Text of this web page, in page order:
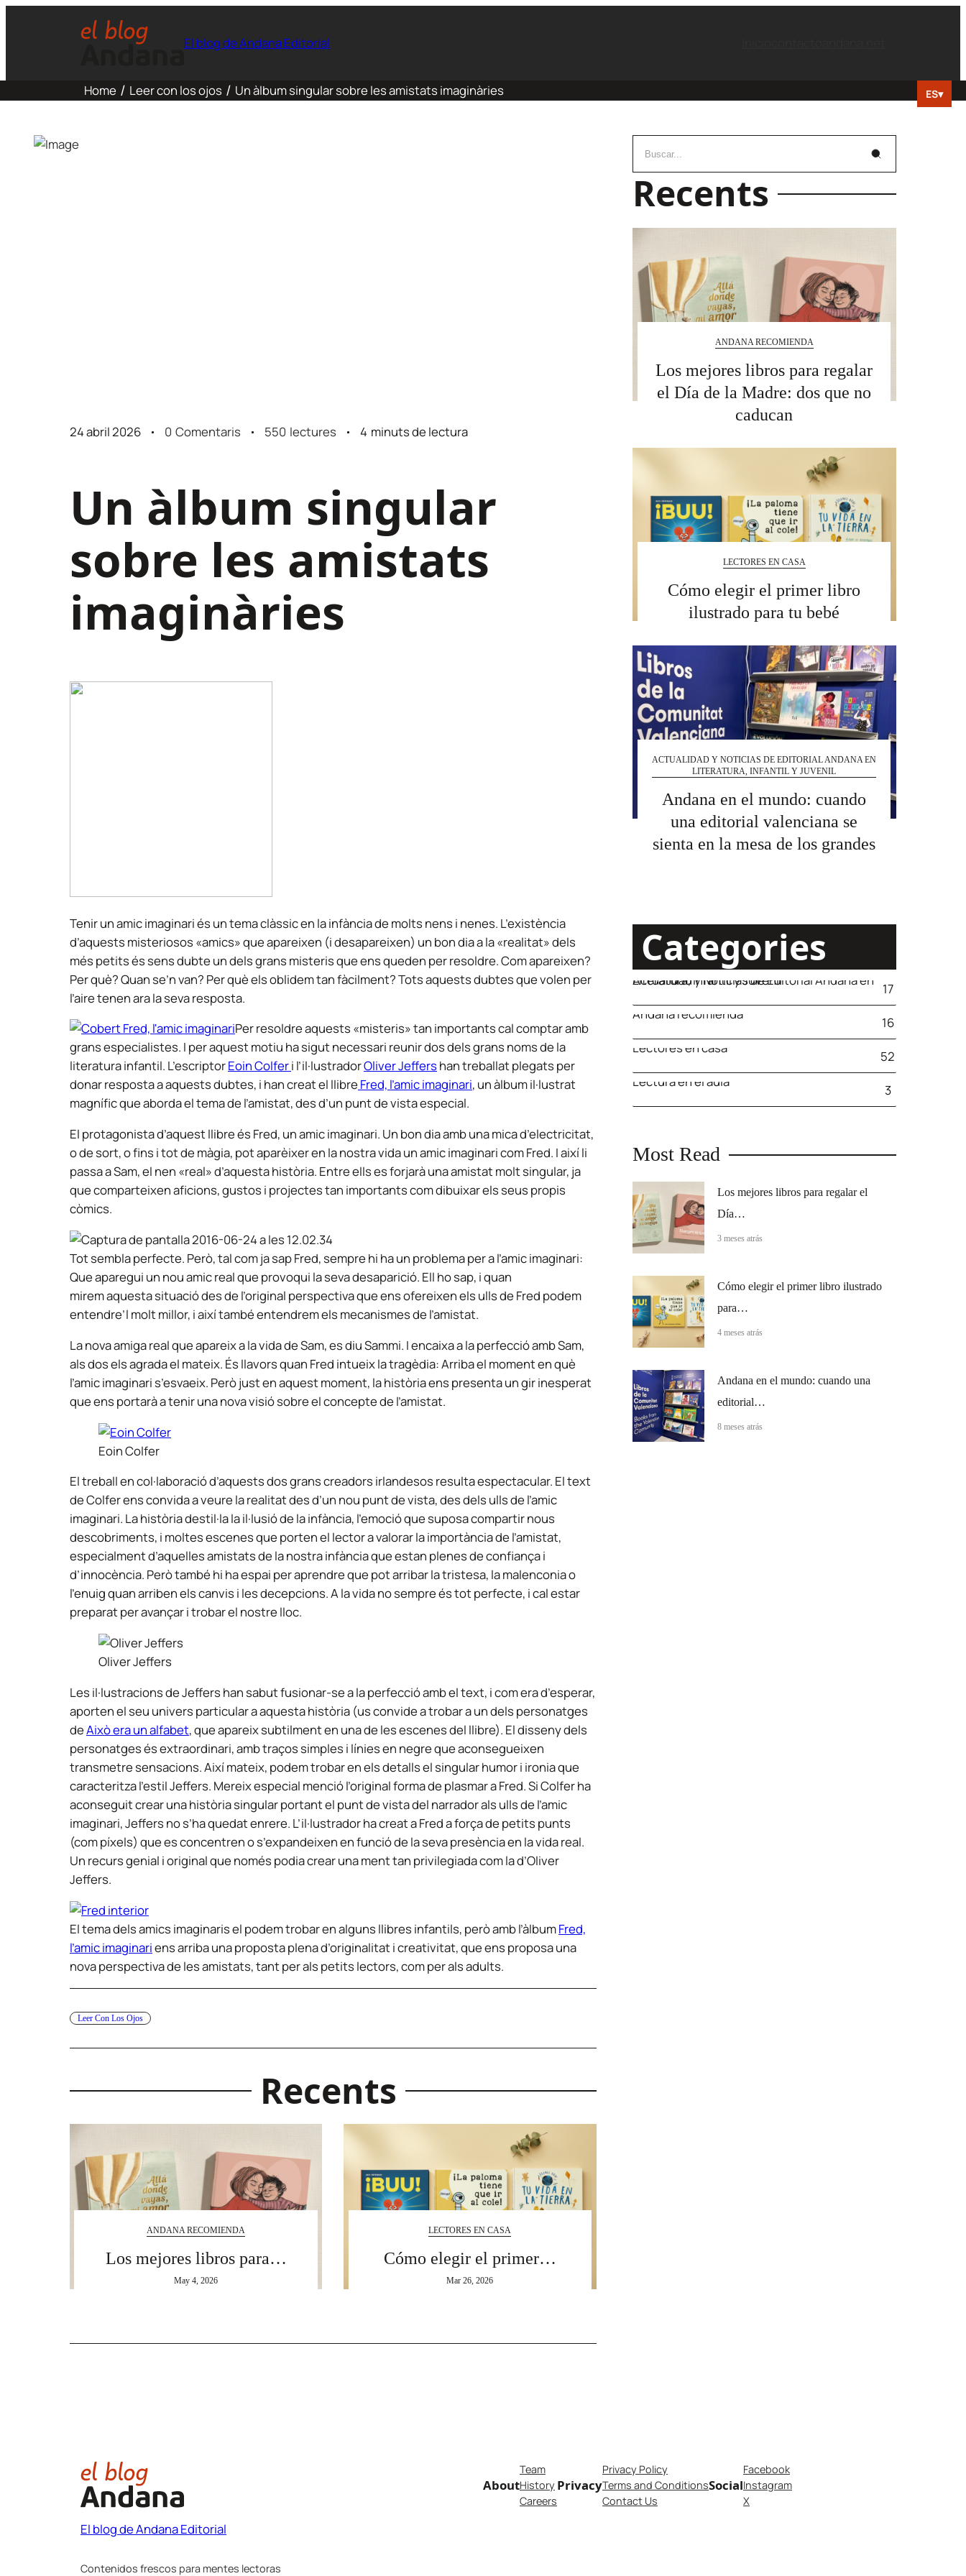
El blog de Andana Editorial
Home Leer con los ojos Un àlbum singular sobre les amistats imaginàries
24 abril 2026 0 Comentaris 550 lectures 4 minuts de lectura
Un àlbum singular
sobre les amistats
imaginàries
Tenir un amic imaginari és un tema clàssic en la infància de molts nens i nenes. L’existència
d’aquests misteriosos «amics» que apareixen (i desapareixen) un bon dia a la «realitat» dels
més petits és sens dubte un dels grans misteris que ens queden per resoldre. Com apareixen?
Per què? Quan se’n van? Per què els oblidem tan fàcilment? Tots aquests dubtes que volen per
l’aire tenen ara la seva resposta.
Per resoldre aquests «misteris» tan importants cal comptar amb
grans especialistes. I per aquest motiu ha sigut necessari reunir dos dels grans noms de la
literatura infantil. L’escriptorEoin Colferi l’il·lustradorOliver Jeffers han treballat plegats per
donar resposta a aquests dubtes, i han creat el llibre Fred, l’amic imaginari, un àlbum il·lustrat
magnífic que aborda el tema de l’amistat, des d’un punt de vista especial.
El protagonista d’aquest llibre és Fred, un amic imaginari. Un bon dia amb una mica d’electricitat,
o de sort, o fins i tot de màgia, pot aparèixer en la nostra vida un amic imaginari com Fred. I així li
passa a Sam, el nen «real» d’aquesta història. Entre ells es forjarà una amistat molt singular, ja
que comparteixen aficions, gustos i projectes tan importants com dibuixar els seus propis
còmics.
Tot sembla perfecte. Però, tal com ja sap Fred, sempre hi ha un problema per a l’amic imaginari:
Que aparegui un nou amic real que provoqui la seva desaparició. Ell ho sap, i quan
mirem aquesta situació des de l’original perspectiva que ens ofereixen els ulls de Fred podem
entendre’l molt millor, i així també entendrem els mecanismes de l’amistat.
La nova amiga real que apareix a la vida de Sam, es diu Sammi. I encaixa a la perfecció amb Sam,
als dos els agrada el mateix. És llavors quan Fred intueix la tragèdia: Arriba el moment en què
l’amic imaginari s’esvaeix. Però just en aquest moment, la història ens presenta un gir inesperat
que ens portarà a tenir una nova visió sobre el concepte de l’amistat.
Eoin Colfer
El treball en col·laboració d’aquests dos grans creadors irlandesos resulta espectacular. El text
de Colfer ens convida a veure la realitat des d’un nou punt de vista, des dels ulls de l’amic
imaginari. La història destil·la la il·lusió de la infància, l’emoció que suposa compartir nous
descobriments, i moltes escenes que porten el lector a valorar la importància de l’amistat,
especialment d’aquelles amistats de la nostra infància que estan plenes de confiança i
d’innocència. Però també hi ha espai per aprendre que pot arribar la tristesa, la malenconia o
l’enuig quan arriben els canvis i les decepcions. A la vida no sempre és tot perfecte, i cal estar
preparat per avançar i trobar el nostre lloc.
Oliver Jeffers
Les il·lustracions de Jeffers han sabut fusionar-se a la perfecció amb el text, i com era d’esperar,
aporten el seu univers particular a aquesta història (us convide a trobar a un dels personatges
deAixò era un alfabet, que apareix subtilment en una de les escenes del llibre). El disseny dels
personatges és extraordinari, amb traços simples i línies en negre que aconsegueixen
transmetre sensacions. Així mateix, podem trobar en els detalls el singular humor i ironia que
caracteritza l’estil Jeffers. Mereix especial menció l’original forma de plasmar a Fred. Si Colfer ha
aconseguit crear una història singular portant el punt de vista del narrador als ulls de l’amic
imaginari, Jeffers no s’ha quedat enrere. L’il·lustrador ha creat a Fred a força de petits punts
(com píxels) que es concentren o s’expandeixen en funció de la seva presència en la vida real.
Un recurs genial i original que només podia crear una ment tan privilegiada com la d’Oliver
Jeffers.
El tema dels amics imaginaris el podem trobar en alguns llibres infantils, però amb l’àlbumFred,
l’amic imaginariens arriba una proposta plena d’originalitat i creativitat, que ens proposa una
nova perspectiva de les amistats, tant per als petits lectors, com per als adults.
Leer Con Los Ojos
Recents
ANDANA RECOMIENDA
Los mejores libros para…
May 4, 2026
LECTORES EN CASA
Cómo elegir el primer…
Mar 26, 2026
Recents
ANDANA RECOMIENDA
Los mejores libros para regalar
el Día de la Madre: dos que no
caducan
LECTORES EN CASA
Cómo elegir el primer libro
ilustrado para tu bebé
ACTUALIDAD Y NOTICIAS DE EDITORIAL ANDANA EN
LITERATURA, INFANTIL Y JUVENIL
Andana en el mundo: cuando
una editorial valenciana se
sienta en la mesa de los grandes
Categories
Actualidad y Noticias de Editorial Andana en Literatura, Infantil y Juvenil
17
Andana recomienda
16
Lectores en casa
52
Lectura en el aula
3
Most Read
Los mejores libros para regalar el
Día…
3 meses atrás
Cómo elegir el primer libro ilustrado
para…
4 meses atrás
Andana en el mundo: cuando una
editorial…
8 meses atrás
El blog de Andana Editorial
Contenidos frescos para mentes lectoras
About
Team
History
Careers
Privacy
Privacy Policy
Terms and Conditions
Contact Us
Social
Facebook
Instagram
X
ES▾